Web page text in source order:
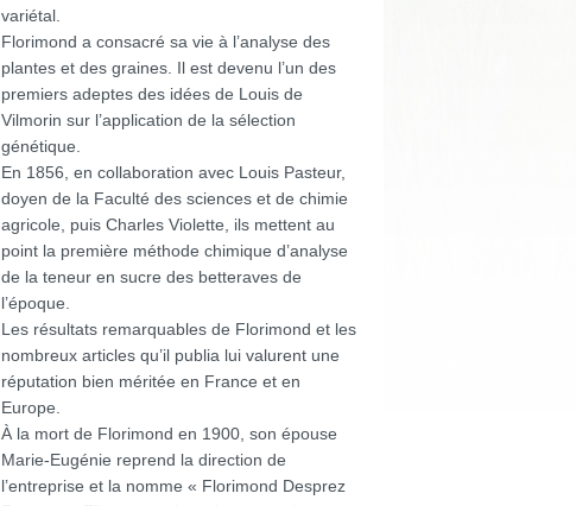
variétal.
Florimond a consacré sa vie à l’analyse des
plantes et des graines. Il est devenu l’un des
premiers adeptes des idées de Louis de
Vilmorin sur l’application de la sélection
génétique.
En 1856, en collaboration avec Louis Pasteur,
doyen de la Faculté des sciences et de chimie
agricole, puis Charles Violette, ils mettent au
point la première méthode chimique d’analyse
de la teneur en sucre des betteraves de
l’époque.
Les résultats remarquables de Florimond et les
nombreux articles qu’il publia lui valurent une
réputation bien méritée en France et en
Europe.
À la mort de Florimond en 1900, son épouse
Marie-Eugénie reprend la direction de
l’entreprise et la nomme « Florimond Desprez